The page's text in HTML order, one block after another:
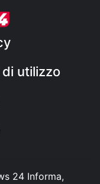
di utilizzo
24 Informa,